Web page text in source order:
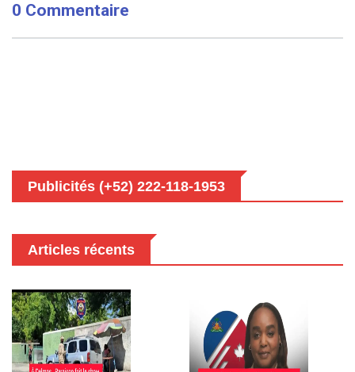
0 Commentaire
Publicités (+52) 222-118-1953
Articles récents